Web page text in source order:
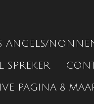
ANGELS/
SPREKER
PAGINA 8